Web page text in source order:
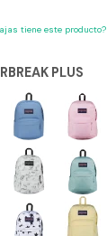
tiene este producto?
PLUS